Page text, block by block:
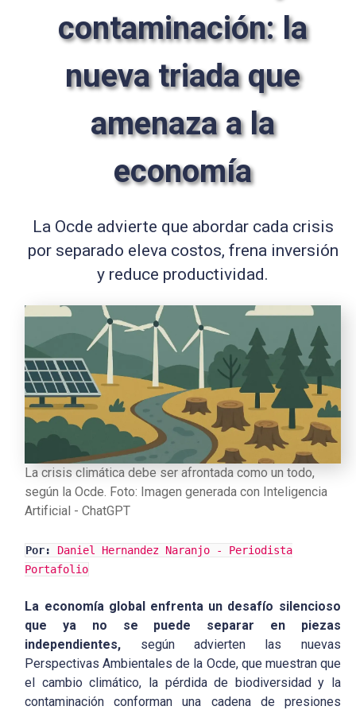
contaminación: la
nueva triada que
amenaza a la
economía
La Ocde advierte que abordar cada crisis
por separado eleva costos, frena inversión
y reduce productividad.
La crisis climática debe ser afrontada como un todo,
según la Ocde. Foto: Imagen generada con Inteligencia
Artificial - ChatGPT
Por:
Daniel Hernandez Naranjo - Periodista
Portafolio
La economía global enfrenta un desafío silencioso
que ya no se puede separar en piezas
independientes, según advierten las nuevas
Perspectivas Ambientales de la Ocde, que muestran que
el cambio climático, la pérdida de biodiversidad y la
contaminación conforman una cadena de presiones